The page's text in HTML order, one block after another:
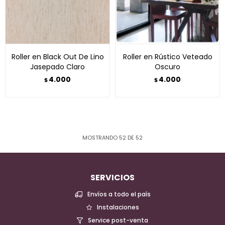
Roller en Black Out De Lino
Jasepado Claro
$4.000
Roller en Rústico Veteado
Oscuro
$4.000
MOSTRANDO 52 DE 52
SERVICIOS
Envíos a todo el país
Instalaciones
Service post-venta